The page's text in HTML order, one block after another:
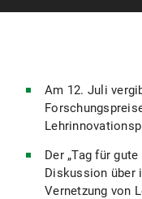
Am 12. Juli
Der „Tag für
Diskussion über
Vernetzung von